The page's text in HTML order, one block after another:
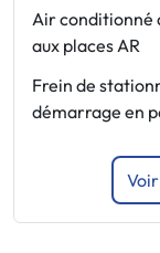
Air conditionné
aux places AR
Frein de
démarrage en